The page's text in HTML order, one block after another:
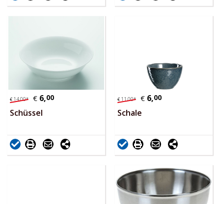
€ 14,00* € 6,00
Schüssel
€ 11,00* € 6,00
Schale